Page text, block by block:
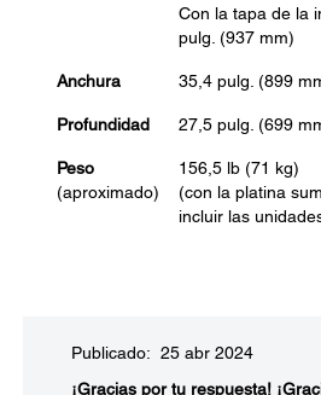
Con la tapa de la
pulg. (937 mm)
Anchura 35,4 pulg. (899
Profundidad 27,5 pulg. (699
Peso
(aproximado)
156,5 lb (71 kg)
(con la platina
incluir las
Publicado: 25 abr 2024
¡Gracias por tu respuesta!